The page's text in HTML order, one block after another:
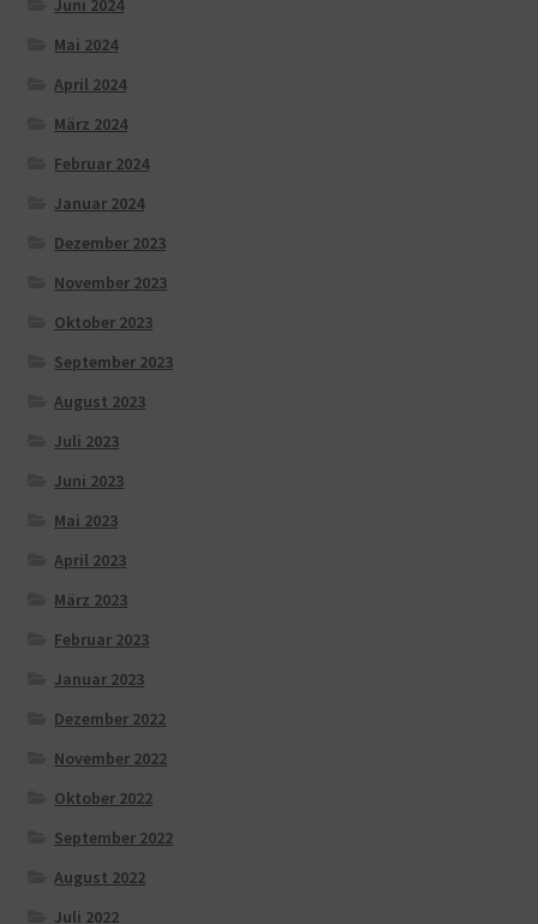
Juni 2024
Mai 2024
April 2024
März 2024
Februar 2024
Januar 2024
Dezember 2023
November 2023
Oktober 2023
September 2023
August 2023
Juli 2023
Juni 2023
Mai 2023
April 2023
März 2023
Februar 2023
Januar 2023
Dezember 2022
November 2022
Oktober 2022
September 2022
August 2022
Juli 2022